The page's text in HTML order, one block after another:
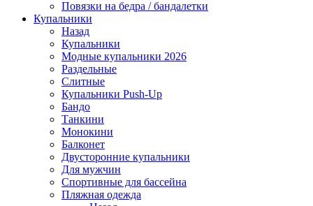
Повязки на бедра / бандалетки
Купальники
Назад
Купальники
Модные купальники 2026
Раздельные
Слитные
Купальники Push-Up
Бандо
Танкини
Монокини
Балконет
Двусторонние купальники
Для мужчин
Спортивные для бассейна
Пляжная одежда